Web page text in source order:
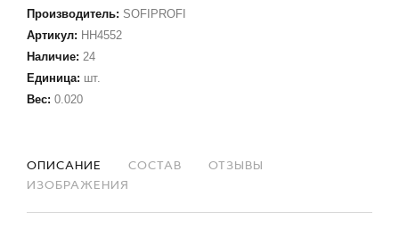
Производитель: SOFIPROFI
Артикул: НН4552
Наличие: 24
Единица: шт.
Вес: 0.020
ОПИСАНИЕ СОСТАВ
ОТЗЫВЫ
ИЗОБРАЖЕНИЯ